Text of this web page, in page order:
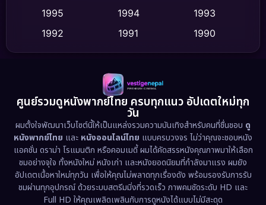
Dance เต้น (10)
Detective สืบสวน (59)
Disaster (13)
Disney+ (5)
Documentary สารคดี (93)
Drama ดราม่า (1,460)
1995
1994
1993
1992
1991
1990
1989
1988
1986
1983
1978
1974
1962
ศูนย์รวมดูหนังพากย์ไทย ครบทุกแนว อัปเดตใหม่ทุก
วัน
ผมตั้งใจพัฒนาเว็บไซต์นี้ให้เป็นแหล่งรวมความบันเทิงสำหรับคนที่ชื่นชอบ ดู
หนังพากย์ไทย และ หนังออนไลน์ไทย แบบครบวงจร ไม่ว่าคุณจะชอบหนัง
แอคชั่น ดราม่า โรแมนติก หรือคอมเมดี้ ผมได้คัดสรรหนังคุณภาพมาให้เลือก
ชมอย่างจุใจ ทั้งหนังใหม่ หนังเก่า และหนังยอดนิยมที่กำลังมาแรง ผมยัง
อัปเดตเนื้อหาใหม่ทุกวัน เพื่อให้คุณไม่พลาดทุกเรื่องดัง พร้อมรองรับการรับ
ชมผ่านทุกอุปกรณ์ ด้วยระบบสตรีมมิ่งที่รวดเร็ว ภาพคมชัดระดับ HD และ
Full HD ให้คุณเพลิดเพลินกับการดูหนังได้แบบไม่มีสะดุด